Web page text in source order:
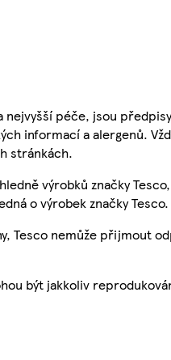
péče, jsou
informací a alergenů.
stránkách.
výrobků značky
o výrobek značky Tesco.
Tesco nemůže přijmout
být jakkoliv